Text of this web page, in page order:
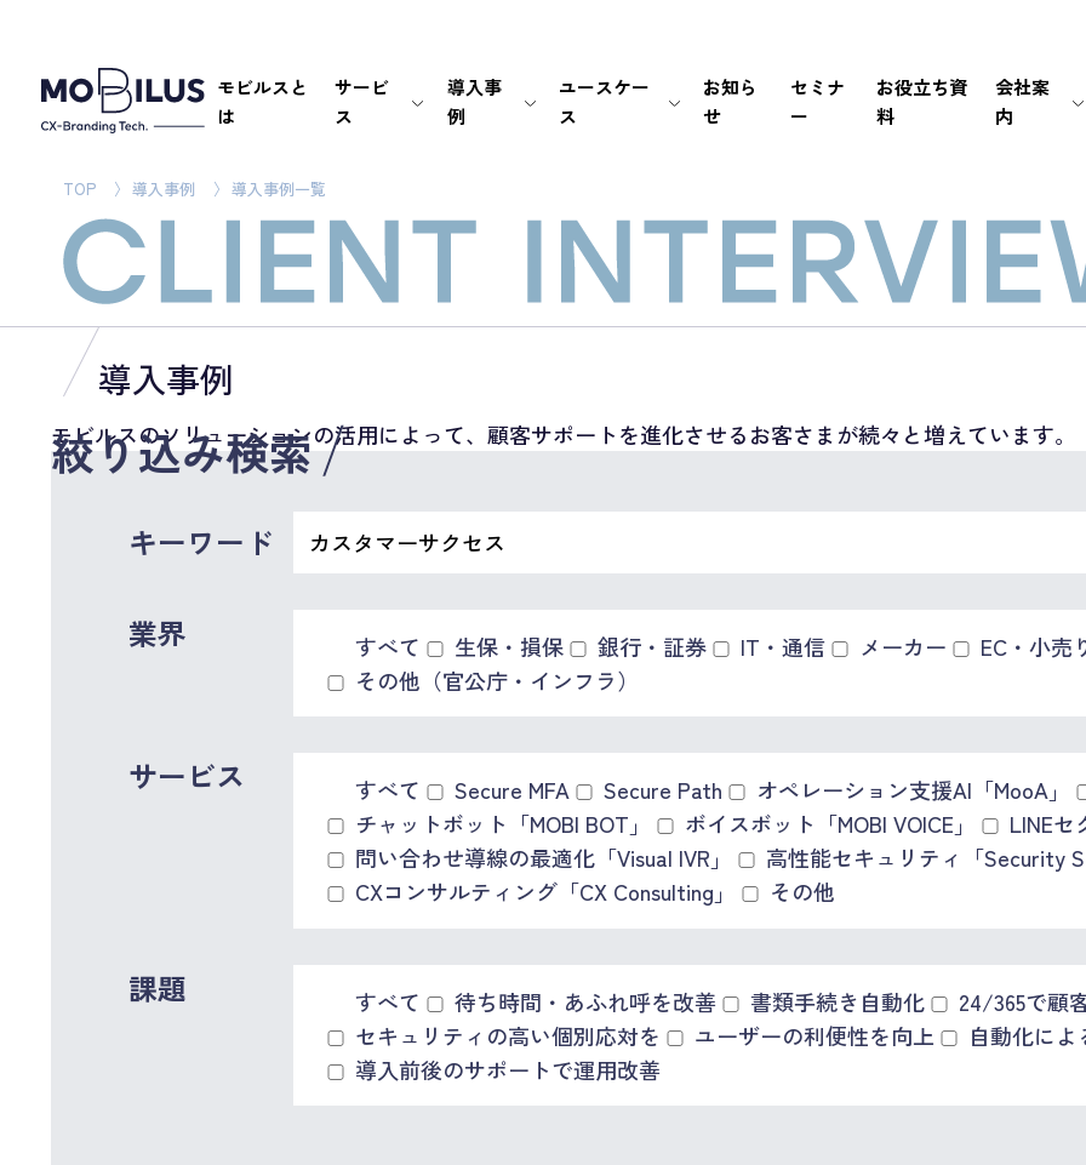
モビルスと
は
サービ
ス
導入事
例
生保・損保 銀行・証券
メーカー EC・小売り
その他（官公庁・インフラ）
ユースケー
ス
待ち時間・あふれ呼を改善 書類手続き自動化
セキュリティの高い個別応対を ユーザーの利便性を
電話応対時間を削減 導入前後のサポート
お知ら
せ
セミナ
ー
お役立ち資
料
会社案
内
会社情報 マネジメント
ミッション / バリュー 個人情報の取扱いに
PCI DSS認証について サステナビリティポ
新卒採用 中途採用
経営情報 IRライブラリ
IRカレンダー FAQ
免責事項 電子公告
TOP 導入事例 導入事例一覧
導入事例
モビルスのソリューションの活用によって、顧客サポートを進化させるお客さまが続々と増えています。
絞り込み検索
キーワード
業界 すべて 生保・損保 銀行・証券 IT・通信 メーカー
EC・小売
その他（官公庁・インフラ）
サービス すべて Secure MFA Secure Path
オペレーション支援AI「MooA」
チャットボット「MOBI BOT」
ボイスボット「MOBI VOICE」
LINEセ
問い合わせ導線の最適化「Visual IVR」
高性能セキュリティ「Security
CXコンサルティング「CX Consulting」
その他
課題 すべて 待ち時間・あふれ呼を改善 書類手続き自動化
24/365で顧
セキュリティの高い個別応対を
ユーザーの利便性を向上
自動化によ
導入前後のサポートで運用改善